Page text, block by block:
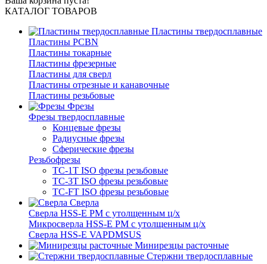
КАТАЛОГ ТОВАРОВ
Пластины твердосплавные
Пластины PCBN
Пластины токарные
Пластины фрезерные
Пластины для сверл
Пластины отрезные и канавочные
Пластины резьбовые
Фрезы
Фрезы твердосплавные
Концевые фрезы
Радиусные фрезы
Сферические фрезы
Резьбофрезы
TC-1T ISO фрезы резьбовые
TC-3T ISO фрезы резьбовые
TC-FT ISO фрезы резьбовые
Сверла
Cверла HSS-E PM c утолщенным ц/х
Микросверла HSS-E PM c утолщенным ц/х
Сверла HSS-E VAPDMSUS
Минирезцы расточные
Cтержни твердосплавные